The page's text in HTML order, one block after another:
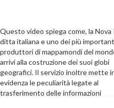
Questo video spiega come, la Nova
ditta italiana e uno dei più
produttori di mappamondi del
arrivi alla costruzione dei suoi globi
geografici. Il servizio inoltre mette
evidenza le peculiarità legate al
trasferimento delle informazioni